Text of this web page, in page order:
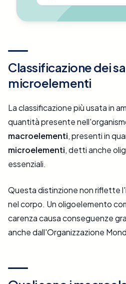
Classificazione dei
microelementi
La classificazione più usata in
quantità presente
macroelementi, presenti in
microelementi, detti anche
essenziali.
Questa distinzione non riflette
nel corpo. Un oligoelemento
carenza causa conseguenze
anche dall'Organizzazione